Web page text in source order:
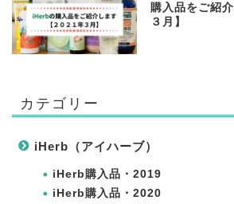
購入品をご紹
３月】
カテゴリー
iHerb（アイハーブ）
iHerb購入品・2019
iHerb購入品・2020